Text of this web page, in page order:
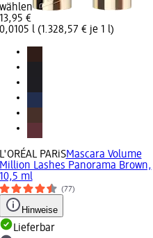
wählen
13,95 €
0,0105 l (1.328,57 € je 1 l)
L'ORÉAL PARiSMascara Volume
Million Lashes Panorama Brown,
10,5 ml
(77)
Hinweise
Lieferbar